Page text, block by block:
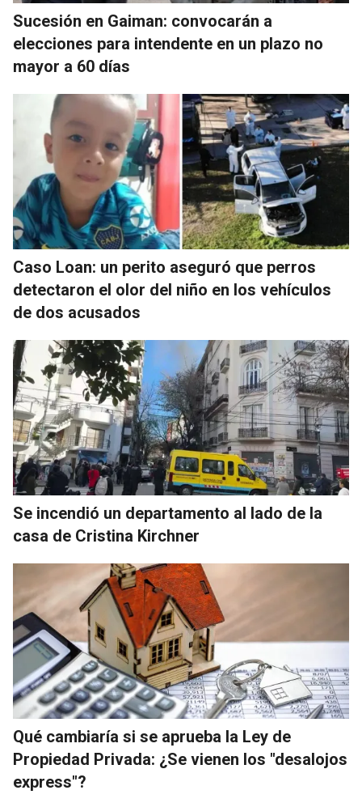
Sucesión en Gaiman: convocarán a
elecciones para intendente en un plazo no
mayor a 60 días
Caso Loan: un perito aseguró que perros
detectaron el olor del niño en los vehículos
de dos acusados
Se incendió un departamento al lado de la
casa de Cristina Kirchner
Qué cambiaría si se aprueba la Ley de
Propiedad Privada: ¿Se vienen los "desalojos
express"?